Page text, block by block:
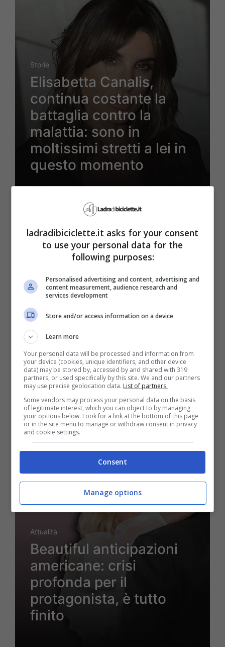
Storie
Elisabetta Canalis,
continua costante la
battaglia contro la
malattia: sono in
moltissimi stretti a lei in
questo momento
Attualità
Un Posto al Sole, grossi
guai per Clara: chi la
minaccia, tutto potrebbe
crollare
Maggio 21, 2024
Attualità
Beautiful anticipazioni
americane: crisi
profonda per il
protagonista, è tutto
finito
ladradibiciclette.it asks for your consent
to use your personal data for the
following purposes:
Personalised advertising and content, advertising and
content measurement, audience research and
services development
Store and/or access information on a device
Learn more
Your personal data will be processed and information from
your device (cookies, unique identifiers, and other device
data) may be stored by, accessed by and shared with 319
partners, or used specifically by this site. We and our partners
may use precise geolocation data. List of partners.
Some vendors may process your personal data on the basis
of legitimate interest, which you can object to by managing
your options below. Look for a link at the bottom of this page
or in the site menu to manage or withdraw consent in privacy
and cookie settings.
Consent
Manage options